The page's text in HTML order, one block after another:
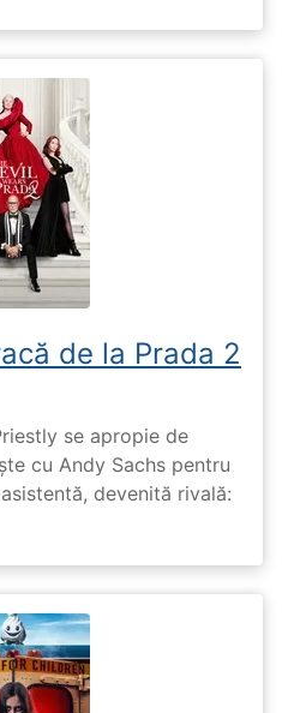
de la Prada 2
se apropie de
cu Andy Sachs pentru
devenită rivală: